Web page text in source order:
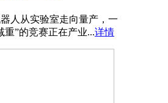
人从实验室走向量产，一
重”的竞赛正在产业...详情